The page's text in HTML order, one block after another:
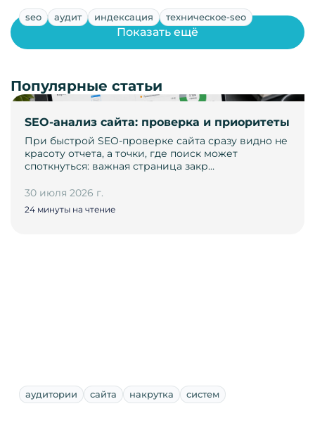
seo аудит индексация техническое-seo
SEO-анализ сайта: проверка и приоритеты
При быстрой SEO-проверке сайта сразу видно не
красоту отчета, а точки, где поиск может
споткнуться: важная страница закр…
30 июля 2026 г.
24 минуты на чтение
Показать ещё
Популярные статьи
аудитории сайта накрутка систем